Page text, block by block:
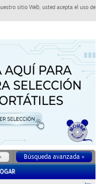
sitio Web, usted acepta el uso de
Búsqueda avanzada »